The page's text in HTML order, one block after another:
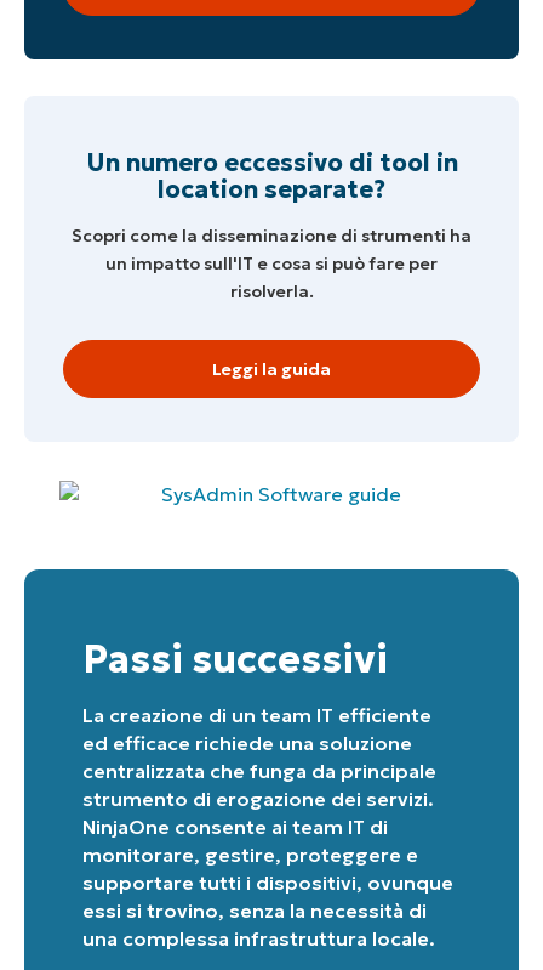
Un numero eccessivo di tool in
location separate?
Scopri come la disseminazione di strumenti ha
un impatto sull'IT e cosa si può fare per
risolverla.
Leggi la guida
Passi successivi
La creazione di un team IT efficiente
ed efficace richiede una soluzione
centralizzata che funga da principale
strumento di erogazione dei servizi.
NinjaOne consente ai team IT di
monitorare, gestire, proteggere e
supportare tutti i dispositivi, ovunque
essi si trovino, senza la necessità di
una complessa infrastruttura locale.